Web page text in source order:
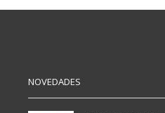
CELESTE
NOVEDADES